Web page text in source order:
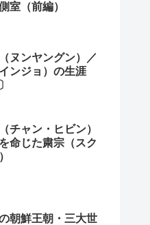
室（前編）
ヌンヤングン）／
ンジョ）の生涯
チャン・ヒビン）
命じた粛宗（スク
の朝鮮王朝・三大世